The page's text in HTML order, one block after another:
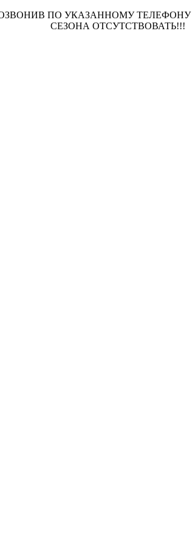
ПО УКАЗАННОМУ ТЕЛЕФОНУ
СЕЗОНА ОТСУТСТВОВАТЬ!!!